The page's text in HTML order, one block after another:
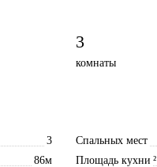
3
комнаты
3 Спальных мест
86м Площадь кухни ²